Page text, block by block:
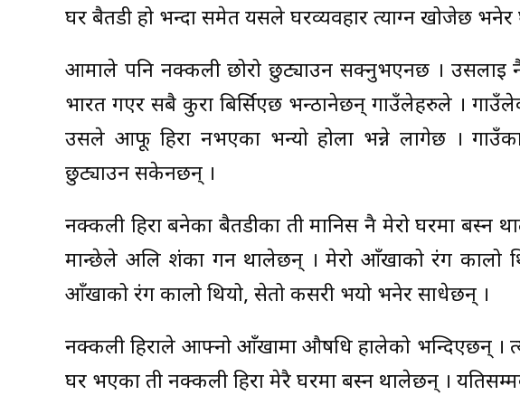
घर बैतडी हो भन्दा समेत यसले घरव्यवहार त्याग्न खोजेछ भनेर
आमाले पनि नक्कली छोरो छुट्याउन सक्नुभएनछ । उसलाई
भारत गएर सबै कुरा बिर्सिएछ भन्ठानेछन् गाउँलेहरुले ।
उसले आफू हिरा नभएका भन्यो होला भन्ने लागेछ ।
छुट्याउन सकेनछन् ।
नक्कली हिरा बनेका बैतडीका ती मानिस नै मेरो घरमा बस्न
मान्छेले अलि शंका गर्न थालेछन् । मेरो आँखाको रंग कालो
आँखाको रंग कालो थियो, सेतो कसरी भयो भनेर साधेछन् ।
नक्कली हिराले आफ्नो आँखामा औषधि हालेको भन्दिएछन् ।
घर भएका ती नक्कली हिरा मेरै घरमा बस्न थालेछन् ।